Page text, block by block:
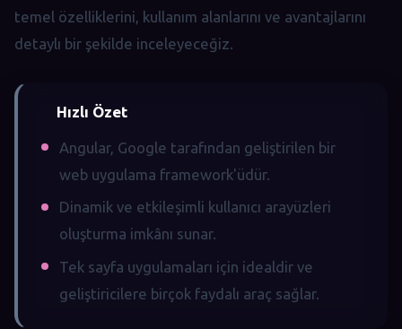
temel özelliklerini, kullanım alanlarını ve avantajlarını
detaylı bir şekilde inceleyeceğiz.
Hızlı Özet
Angular, Google tarafından geliştirilen bir
web uygulama framework'üdür.
Dinamik ve etkileşimli kullanıcı arayüzleri
oluşturma imkânı sunar.
Tek sayfa uygulamaları için idealdir ve
geliştiricilere birçok faydalı araç sağlar.